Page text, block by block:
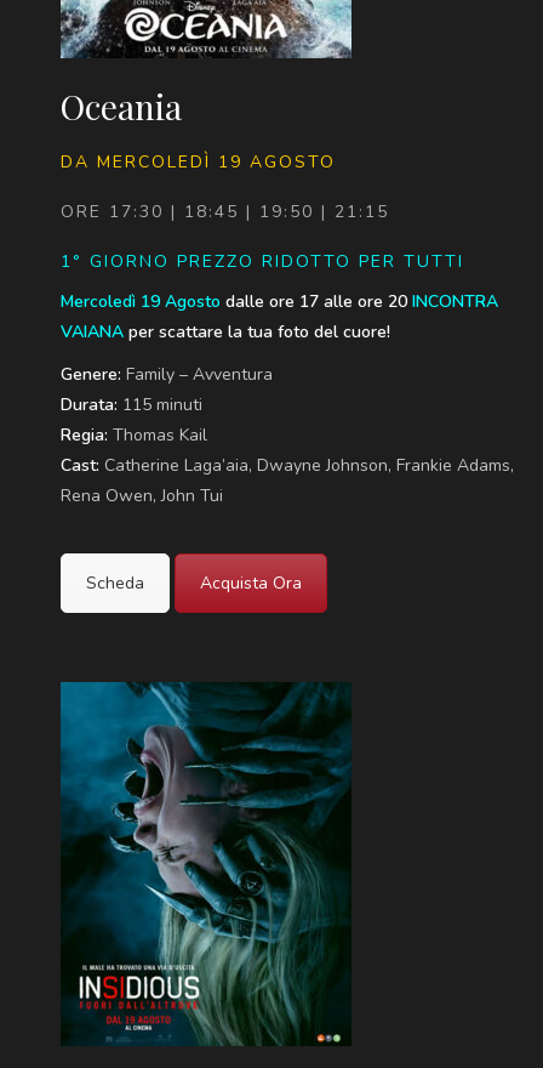
Oceania
DA MERCOLEDÌ 19 AGOSTO
ORE 17:30 | 18:45 | 19:50 | 21:15
1° GIORNO PREZZO RIDOTTO PER TUTTI
Mercoledì 19 Agosto dalle ore 17 alle ore 20 INCONTRA
VAIANA per scattare la tua foto del cuore!
Genere: Family – Avventura
Durata: 115 minuti
Regia: Thomas Kail
Cast: Catherine Laga’aia, Dwayne Johnson, Frankie Adams,
Rena Owen, John Tui
Scheda Acquista Ora